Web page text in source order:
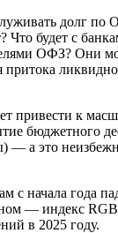
долг по
Что будет с
ОФЗ? Они
притока
привести к
бюджетного
— а это
с начала года
— индекс
в 2025 году.